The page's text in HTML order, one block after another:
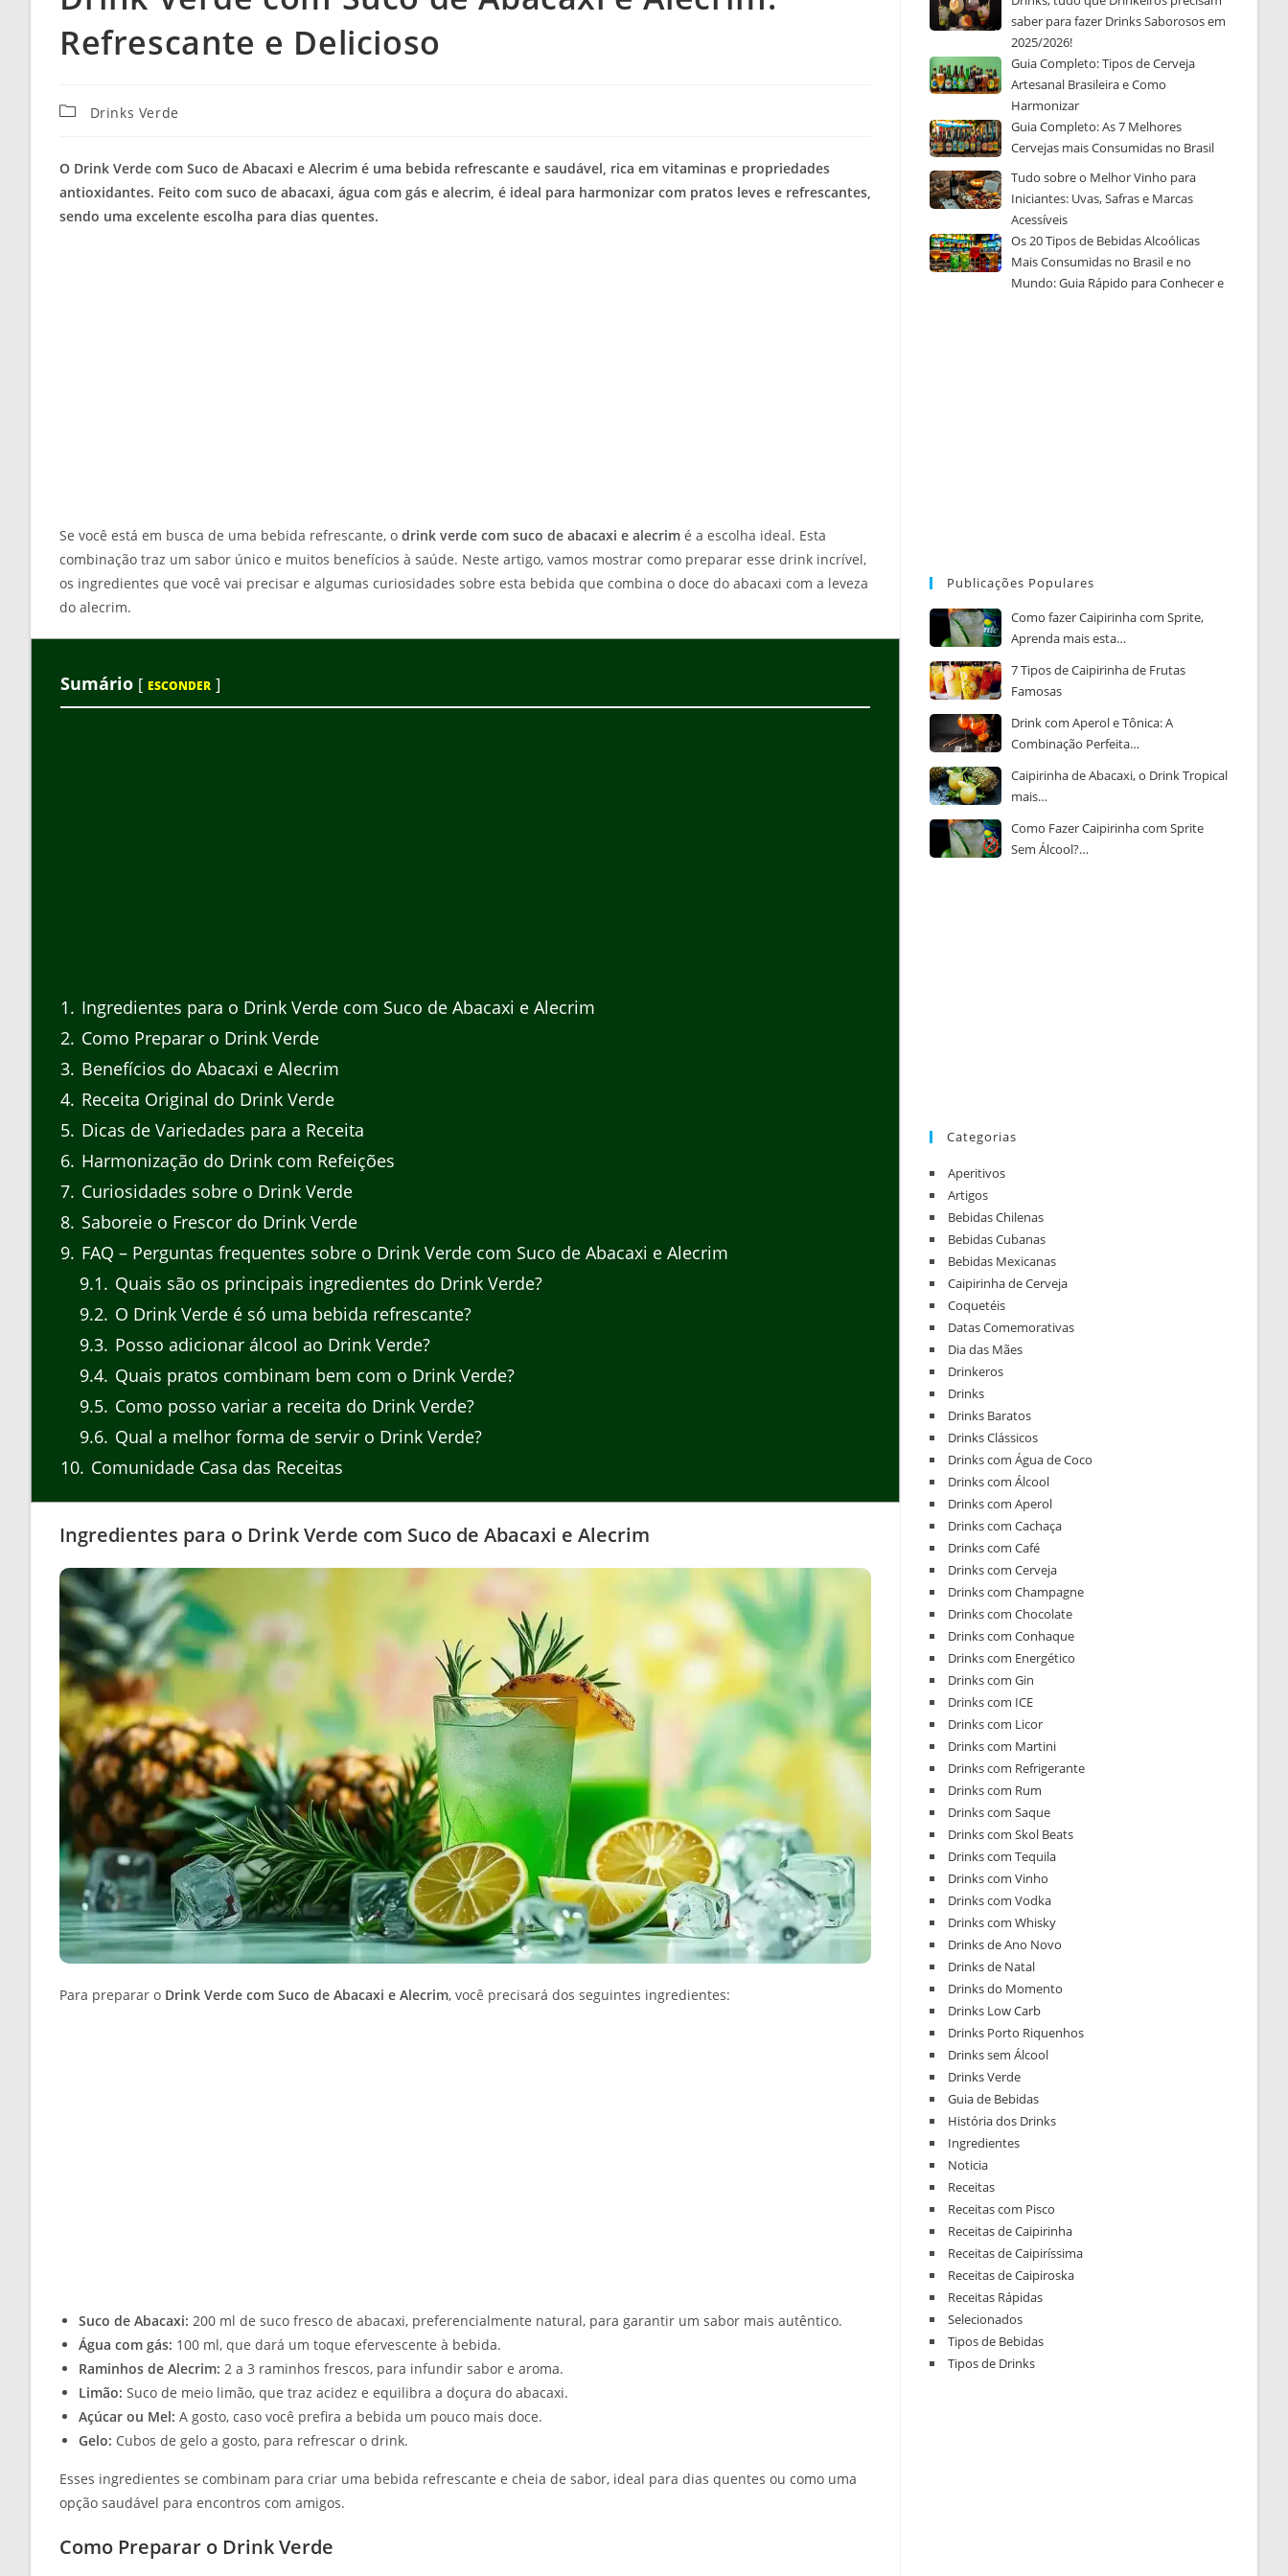
Refrescante e Delicioso
CategoriaDrinks Verde
O Drink Verde com Suco de Abacaxi e Alecrim é uma bebida refrescante e saudável, rica em vitaminas e propriedades
antioxidantes. Feito com suco de abacaxi, água com gás e alecrim, é ideal para harmonizar com pratos leves e refrescantes,
sendo uma excelente escolha para dias quentes.
Se você está em busca de uma bebida refrescante, o drink verde com suco de abacaxi e alecrim é a escolha ideal. Esta
combinação traz um sabor único e muitos benefícios à saúde. Neste artigo, vamos mostrar como preparar esse drink incrível,
os ingredientes que você vai precisar e algumas curiosidades sobre esta bebida que combina o doce do abacaxi com a leveza
do alecrim.
Sumário [ ESCONDER ]
1
Ingredientes para o Drink Verde com Suco de Abacaxi e Alecrim
2 Como Preparar o Drink Verde
3 Benefícios do Abacaxi e Alecrim
4 Receita Original do Drink Verde
5 Dicas de Variedades para a Receita
6 Harmonização do Drink com Refeições
7 Curiosidades sobre o Drink Verde
8 Saboreie o Frescor do Drink Verde
9 FAQ – Perguntas frequentes sobre o Drink Verde com Suco de Abacaxi e Alecrim
9.1
Quais são os principais ingredientes do Drink Verde?
9.2 O Drink Verde é só uma bebida refrescante?
9.3 Posso adicionar álcool ao Drink Verde?
9.4 Quais pratos combinam bem com o Drink Verde?
9.5 Como posso variar a receita do Drink Verde?
9.6 Qual a melhor forma de servir o Drink Verde?
10 Comunidade Casa das Receitas
Ingredientes para o Drink Verde com Suco de Abacaxi e Alecrim
Para preparar o Drink Verde com Suco de Abacaxi e Alecrim, você precisará dos seguintes ingredientes:
Suco de Abacaxi: 200 ml de suco fresco de abacaxi, preferencialmente natural, para garantir um sabor mais autêntico.
Água com gás: 100 ml, que dará um toque efervescente à bebida.
Raminhos de Alecrim: 2 a 3 raminhos frescos, para infundir sabor e aroma.
Limão: Suco de meio limão, que traz acidez e equilibra a doçura do abacaxi.
Açúcar ou Mel: A gosto, caso você prefira a bebida um pouco mais doce.
Gelo: Cubos de gelo a gosto, para refrescar o drink.
Esses ingredientes se combinam para criar uma bebida refrescante e cheia de sabor, ideal para dias quentes ou como uma
opção saudável para encontros com amigos.
Como Preparar o Drink Verde
saber para fazer Drinks Saborosos em
2025/2026!
Guia Completo: Tipos de Cerveja
Artesanal Brasileira e Como
Harmonizar
Guia Completo: As 7 Melhores
Cervejas mais Consumidas no Brasil
Tudo sobre o Melhor Vinho para
Iniciantes: Uvas, Safras e Marcas
Acessíveis
Os 20 Tipos de Bebidas Alcoólicas
Mais Consumidas no Brasil e no
Mundo: Guia Rápido para Conhecer e
Publicações Populares
Como fazer Caipirinha com Sprite,
Aprenda mais esta…
7 Tipos de Caipirinha de Frutas
Famosas
Drink com Aperol e Tônica: A
Combinação Perfeita…
Caipirinha de Abacaxi, o Drink Tropical
mais…
Como Fazer Caipirinha com Sprite
Sem Álcool?…
Categorias
Aperitivos
Artigos
Bebidas Chilenas
Bebidas Cubanas
Bebidas Mexicanas
Caipirinha de Cerveja
Coquetéis
Datas Comemorativas
Dia das Mães
Drinkeros
Drinks
Drinks Baratos
Drinks Clássicos
Drinks com Água de Coco
Drinks com Álcool
Drinks com Aperol
Drinks com Cachaça
Drinks com Café
Drinks com Cerveja
Drinks com Champagne
Drinks com Chocolate
Drinks com Conhaque
Drinks com Energético
Drinks com Gin
Drinks com ICE
Drinks com Licor
Drinks com Martini
Drinks com Refrigerante
Drinks com Rum
Drinks com Saque
Drinks com Skol Beats
Drinks com Tequila
Drinks com Vinho
Drinks com Vodka
Drinks com Whisky
Drinks de Ano Novo
Drinks de Natal
Drinks do Momento
Drinks Low Carb
Drinks Porto Riquenhos
Drinks sem Álcool
Drinks Verde
Guia de Bebidas
História dos Drinks
Ingredientes
Noticia
Receitas
Receitas com Pisco
Receitas de Caipirinha
Receitas de Caipiríssima
Receitas de Caipiroska
Receitas Rápidas
Selecionados
Tipos de Bebidas
Tipos de Drinks